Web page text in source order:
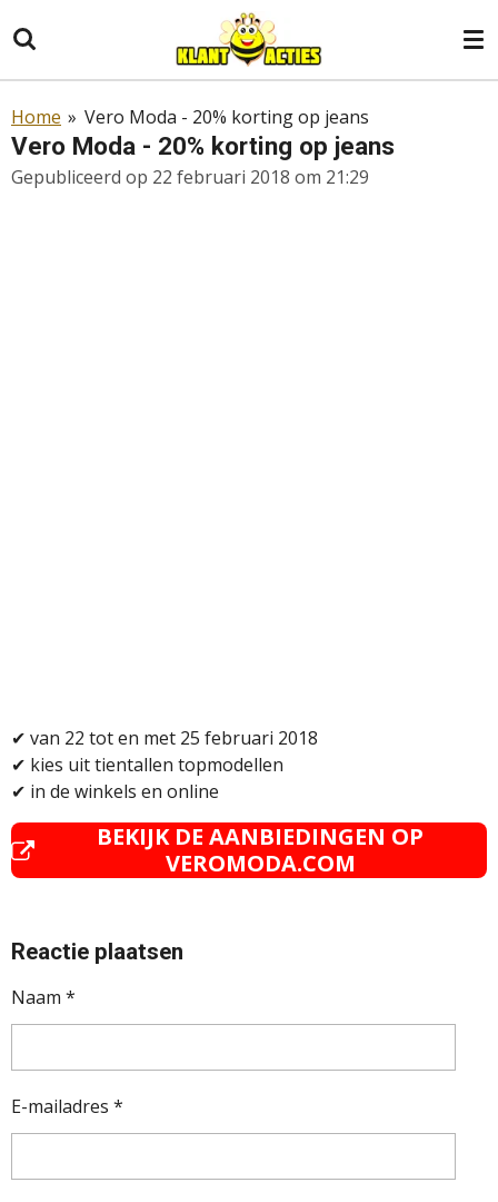
direct
naar
hoofdinhoud
Home » Vero Moda - 20% korting op jeans
Vero Moda - 20% korting op jeans
Gepubliceerd op 22 februari 2018 om 21:29
✔ van 22 tot en met 25 februari 2018
✔ kies uit tientallen topmodellen
✔ in de winkels en online
BEKIJK DE AANBIEDINGEN OP
VEROMODA.COM
Reactie plaatsen
Naam *
E-mailadres *